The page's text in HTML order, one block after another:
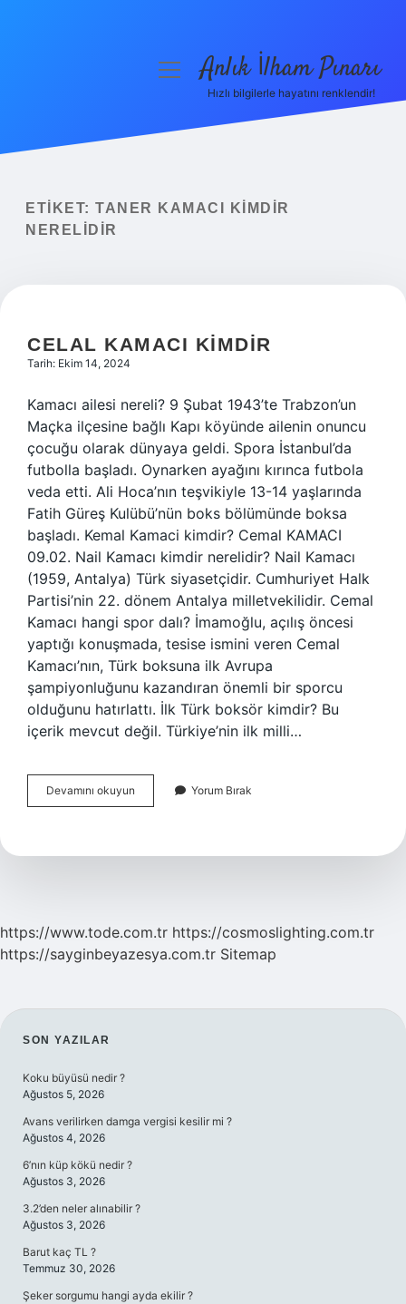
Yasal Uyarı
menüyüAnlık İlham Pınarı
Hızlı bilgilerle hayatını renklendir!
ETIKET: TANER KAMACI KIMDIR
NERELIDIR
CELAL KAMACI KIMDIR
Tarih: Ekim 14, 2024
Kamacı ailesi nereli? 9 Şubat 1943’te Trabzon’un
Maçka ilçesine bağlı Kapı köyünde ailenin onuncu
çocuğu olarak dünyaya geldi. Spora İstanbul’da
futbolla başladı. Oynarken ayağını kırınca futbola
veda etti. Ali Hoca’nın teşvikiyle 13-14 yaşlarında
Fatih Güreş Kulübü’nün boks bölümünde boksa
başladı. Kemal Kamaci kimdir? Cemal KAMACI
09.02. Nail Kamacı kimdir nerelidir? Nail Kamacı
(1959, Antalya) Türk siyasetçidir. Cumhuriyet Halk
Partisi’nin 22. dönem Antalya milletvekilidir. Cemal
Kamacı hangi spor dalı? İmamoğlu, açılış öncesi
yaptığı konuşmada, tesise ismini veren Cemal
Kamacı’nın, Türk boksuna ilk Avrupa
şampiyonluğunu kazandıran önemli bir sporcu
olduğunu hatırlattı. İlk Türk boksör kimdir? Bu
içerik mevcut değil. Türkiye’nin ilk milli…
Devamını okuyun
Kamacı
Yorum Bırak
https://www.tode.com.tr https://cosmoslighting.com.tr
https://sayginbeyazesya.com.tr Sitemap
SIDEBAR
SON YAZILAR
Koku büyüsü nedir ?
Ağustos 5, 2026
Avans verilirken damga vergisi kesilir mi ?
Ağustos 4, 2026
6’nın küp kökü nedir ?
Ağustos 3, 2026
3.2’den neler alınabilir ?
Ağustos 3, 2026
Barut kaç TL ?
Temmuz 30, 2026
Şeker sorgumu hangi ayda ekilir ?